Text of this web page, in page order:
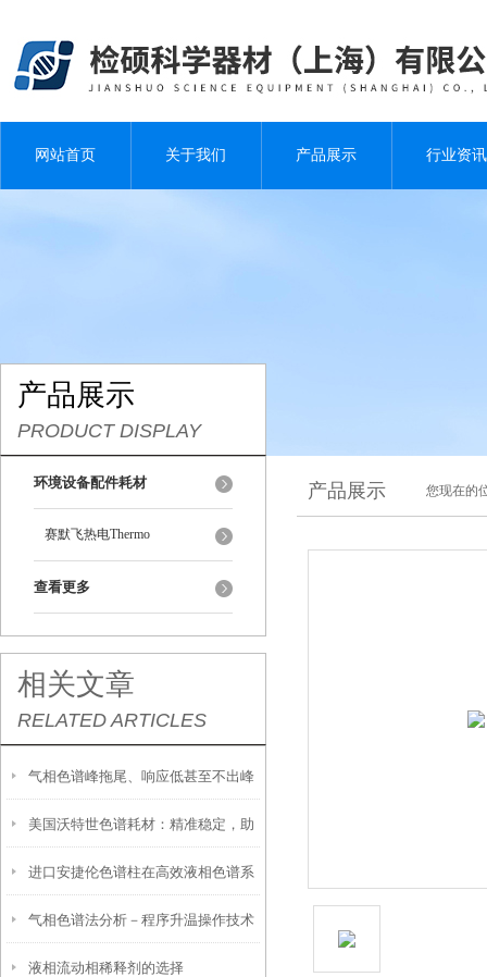
网站首页 关于我们 产品展示 行业资讯
产品展示
PRODUCT DISPLAY
环境设备配件耗材
赛默飞热电Thermo
查看更多
相关文章
RELATED ARTICLES
气相色谱峰拖尾、响应低甚至不出峰
的主要原因
美国沃特世色谱耗材：精准稳定，助
力色谱数据精准溯源
进口安捷伦色谱柱在高效液相色谱系
统中的作用
气相色谱法分析－程序升温操作技术
液相流动相稀释剂的选择
产品展示 您现在的